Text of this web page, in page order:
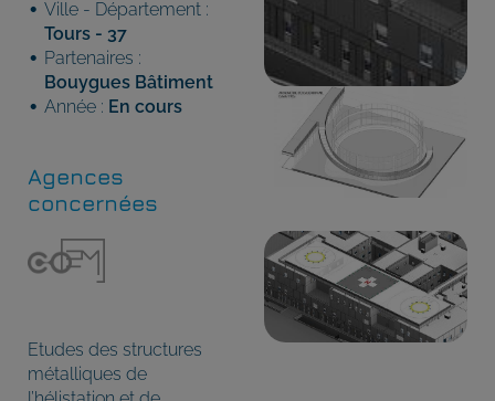
Ville - Département :
Tours - 37
Partenaires :
Bouygues Bâtiment
Année : En cours
Agences
concernées
Etudes des structures
métalliques de